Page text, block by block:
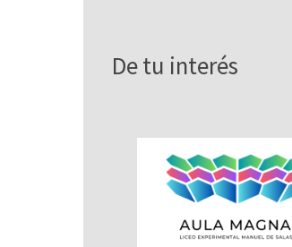
De tu interés